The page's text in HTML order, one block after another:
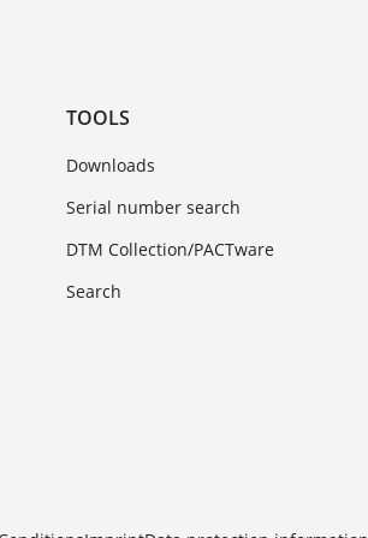
TOOLS
Downloads
Serial number search
DTM Collection/PACTware
Search